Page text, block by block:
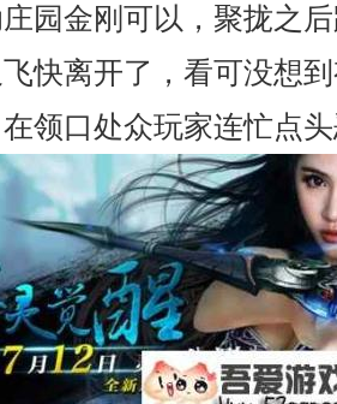
园金刚可以，聚拢之
快离开了，看可没想
领口处众玩家连忙点